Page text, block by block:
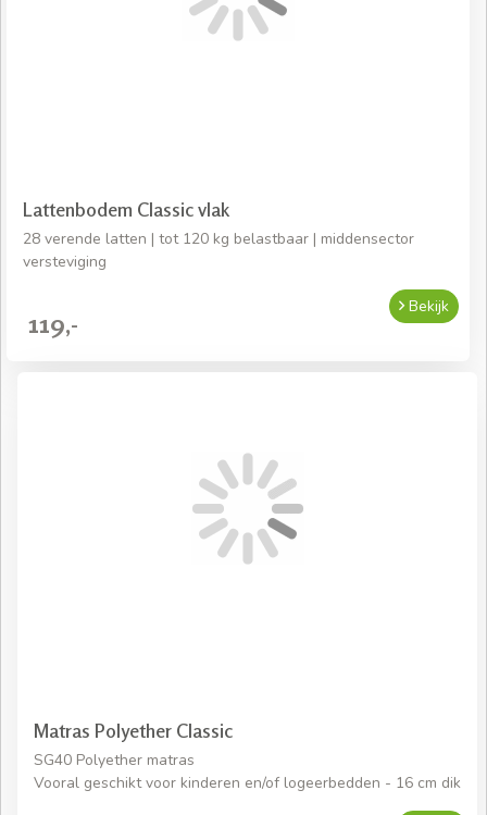
Lattenbodem Classic vlak
28 verende latten | tot 120 kg belastbaar | middensector
versteviging
119,-
Bekijk
Matras Polyether Classic
SG40 Polyether matras
Vooral geschikt voor kinderen en/of logeerbedden - 16 cm dik